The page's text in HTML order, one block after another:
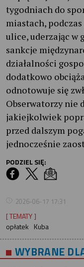
tygodniach do
miastach,
ulice, uderzając w
sankcje
działalności
dodatkowo
odnotowuje się
Obserwatorzy nie
jakiejkolwiek
przed dalszym
jednocześnie
PODZIEL SIĘ:
2026-06-17 17:31
[ TEMATY ]
opłatek Kuba
WYBRANE